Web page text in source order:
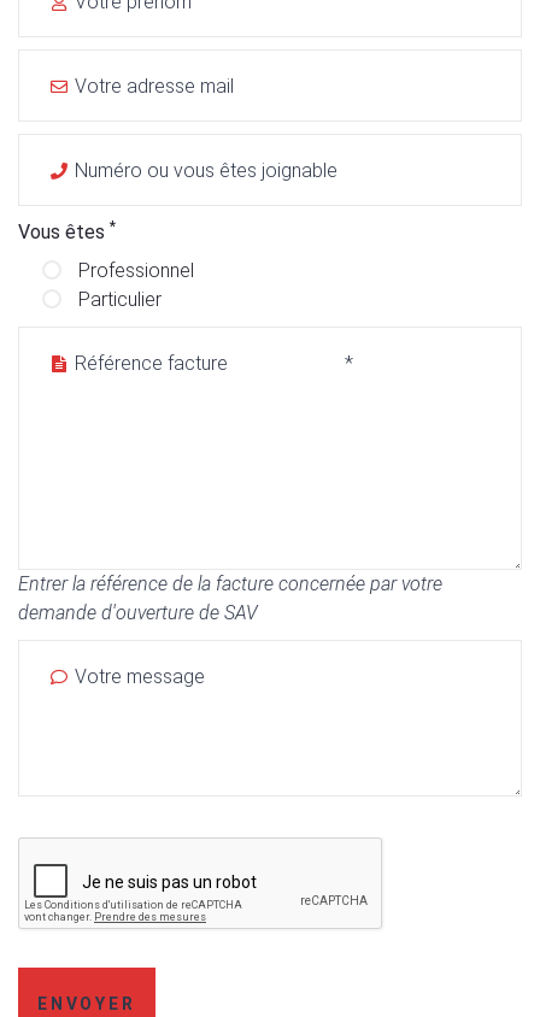
Vous êtes *
Professionnel
Particulier
Entrer la référence de la facture concernée par votre
demande d'ouverture de SAV